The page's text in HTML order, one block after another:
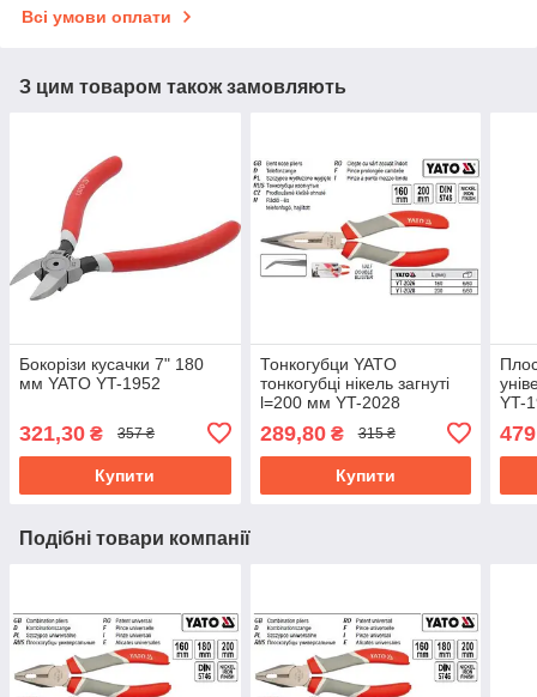
Всі умови оплати
З цим товаром також замовляють
Бокорізи кусачки 7" 180
мм YATO YT-1952
321,30 ₴ 357 ₴
Купити
Тонкогубци YATO
тонкогубці нікель загнуті
l=200 мм YT-2028
289,80₴ 315 ₴
Купити
YT-
Подібні товари компанії